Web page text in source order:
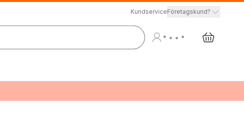
KundserviceFöretagskund?